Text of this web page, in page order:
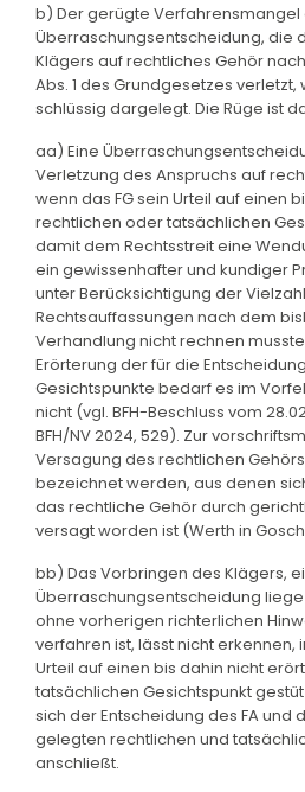
b) Der gerügte Verfahrensmangel
Überraschungsentscheidung, die
Klägers auf rechtliches Gehör nach
Abs. 1 des Grundgesetzes
schlüssig dargelegt. Die Rüge ist
aa) Eine
Verletzung des Anspruchs auf
wenn das FG sein Urteil auf einen
rechtlichen oder tatsächlichen
damit dem Rechtsstreit eine
ein gewissenhafter und kundiger
unter Berücksichtigung der
Rechtsauffassungen nach dem
Verhandlung nicht rechnen
Erörterung der für die
Gesichtspunkte bedarf es im
nicht (vgl. BFH-Beschluss vom
BFH/NV 2024, 529). Zur
Versagung des rechtlichen
bezeichnet werden, aus denen
das rechtliche Gehör durch
versagt worden ist (Werth in Gosch,
bb) Das Vorbringen des Klägers,
Überraschungsentscheidung
ohne vorherigen richterlichen
verfahren ist, lässt nicht erkennen,
Urteil auf einen bis dahin nicht
tatsächlichen Gesichtspunkt
sich der Entscheidung des FA und
gelegten rechtlichen und
anschließt.